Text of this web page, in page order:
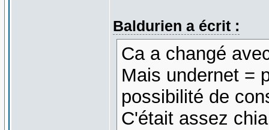
Baldurien a écrit :
Ca a changé
Mais undernet =
possibilité de
C'était assez